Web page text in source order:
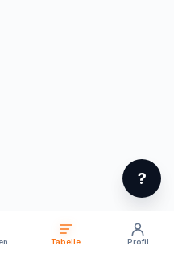
Tabelle Profil
?